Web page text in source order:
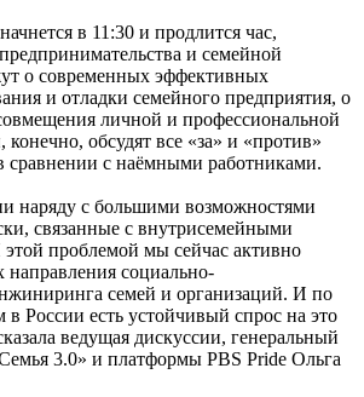
в 11:30 и продлится час,
и семейной
о современных эффективных
и отладки семейного предприятия, о
личной и профессиональной
обсудят все «за» и «против»
сравнении с наёмными работниками.
наряду с большими возможностями
связанные с внутрисемейными
проблемой мы сейчас активно
направления социально-
семей и организаций. И по
России есть устойчивый спрос на это
ведущая дискуссии, генеральный
3.0» и платформы PBS Pride Ольга